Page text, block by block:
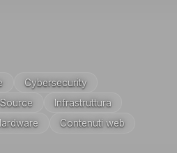
Cybersecurity
Infrastruttura
Contenuti web